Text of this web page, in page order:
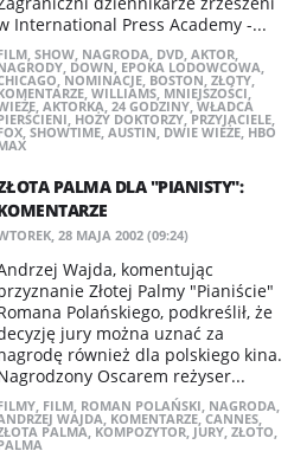
International Press Academy -...
, SHOW, NAGRODA, DVD, AKTOR,
, DOWN, EPOKA LODOWCOWA,
,NOMINACJE, BOSTON, ZŁOTY,
, WILLIAMS, MNIEJSZOŚCI,
, AKTORKA, 24 GODZINY, WŁADCA
, HOŻY DOKTORZY,PRZYJACIELE,
, SHOWTIME, AUSTIN, DWIE WIEŻE, HBO
PALMA DLA "PIANISTY":
28 MAJA 2002 (09:24)
Wajda, komentując
Złotej Palmy "Pianiście"
Polańskiego, podkreślił, że
jury można uznać za
również dla polskiego kina.
Oscarem reżyser...
, FILM, ROMAN POLAŃSKI, NAGRODA,
WAJDA, KOMENTARZE,CANNES,
PALMA, KOMPOZYTOR, JURY, ZŁOTO,